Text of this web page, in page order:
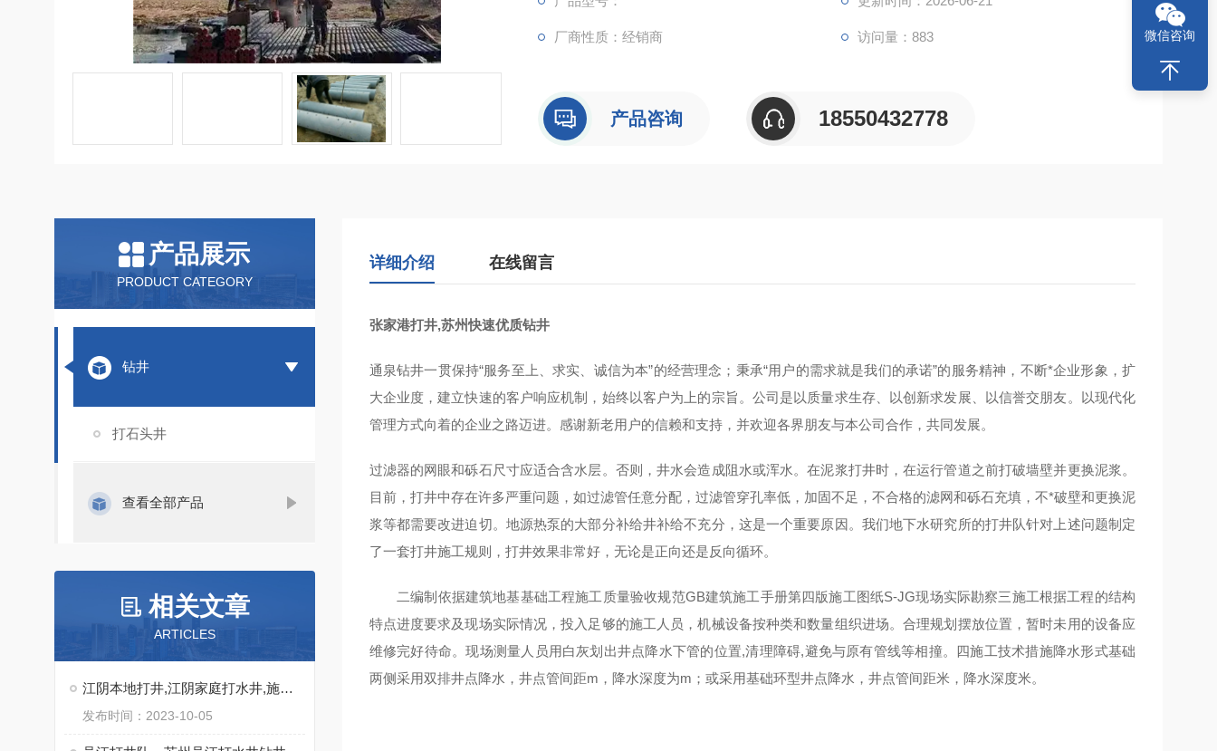
厂商性质：经销商 访问量：883
产品咨询 18550432778
产品展示
PRODUCT CATEGORY
钻井
打石头井
查看全部产品
相关文章
ARTICLES
江阴本地打井,江阴家庭打水井,施工快
发布时间：2023-10-05
详细介绍 在线留言
张家港打井,苏州快速优质钻井
通泉钻井一贯保持“服务至上、求实、诚信为本”的经营理念；秉承“用户的需求就是我们的承诺”的服务精神，不断*企业形象，扩
大企业度，建立快速的客户响应机制，始终以客户为上的宗旨。公司是以质量求生存、以创新求发展、以信誉交朋友。以现代化
管理方式向着的企业之路迈进。感谢新老用户的信赖和支持，并欢迎各界朋友与本公司合作，共同发展。
过滤器的网眼和砾石尺寸应适合含水层。否则，井水会造成阻水或浑水。在泥浆打井时，在运行管道之前打破墙壁并更换泥浆。
目前，打井中存在许多严重问题，如过滤管任意分配，过滤管穿孔率低，加固不足，不合格的滤网和砾石充填，不*破壁和更换泥
浆等都需要改进迫切。地源热泵的大部分补给井补给不充分，这是一个重要原因。我们地下水研究所的打井队针对上述问题制定
了一套打井施工规则，打井效果非常好，无论是正向还是反向循环。
二编制依据建筑地基基础工程施工质量验收规范GB建筑施工手册第四版施工图纸S-JG现场实际勘察三施工根据工程的结构
特点进度要求及现场实际情况，投入足够的施工人员，机械设备按种类和数量组织进场。合理规划摆放位置，暂时未用的设备应
维修完好待命。现场测量人员用白灰划出井点降水下管的位置,清理障碍,避免与原有管线等相撞。四施工技术措施降水形式基础
两侧采用双排井点降水，井点管间距m，降水深度为m；或采用基础环型井点降水，井点管间距米，降水深度米。
微信咨询